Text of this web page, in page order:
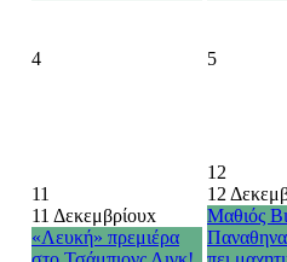
4 5
11
11 Δεκεμβρίουx
«Λευκή» πρεμιέρα
12
12
Μαθιός